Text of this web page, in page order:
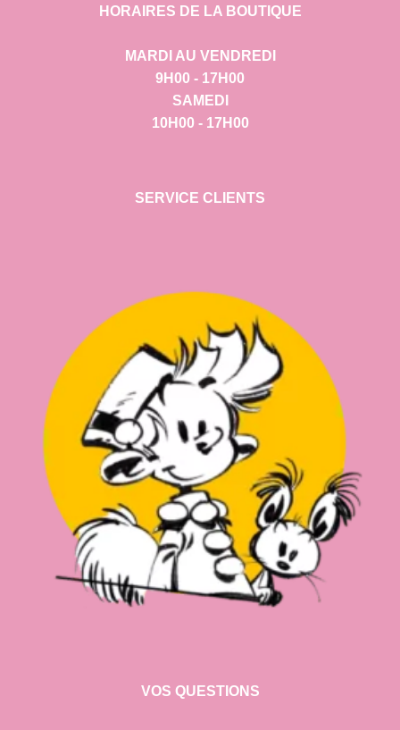
HORAIRES DE LA BOUTIQUE
MARDI AU VENDREDI
9H00 - 17H00
SAMEDI
10H00 - 17H00
SERVICE CLIENTS
VOS QUESTIONS